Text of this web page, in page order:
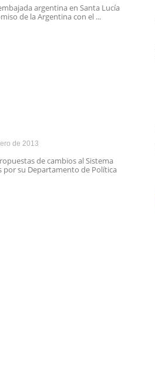
argentina en Santa Lucía
de la Argentina con el ...
de 2013
de cambios al Sistema
por su Departamento de Política